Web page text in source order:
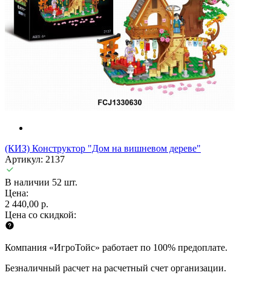
(КИЗ) Конструктор "Дом на вишневом дереве"
Артикул: 2137
В наличии 52 шт.
Цена:
2 440,00 р.
Цена со скидкой:
Компания «ИгроТойс» работает по 100% предоплате.
Безналичный расчет на расчетный счет организации.